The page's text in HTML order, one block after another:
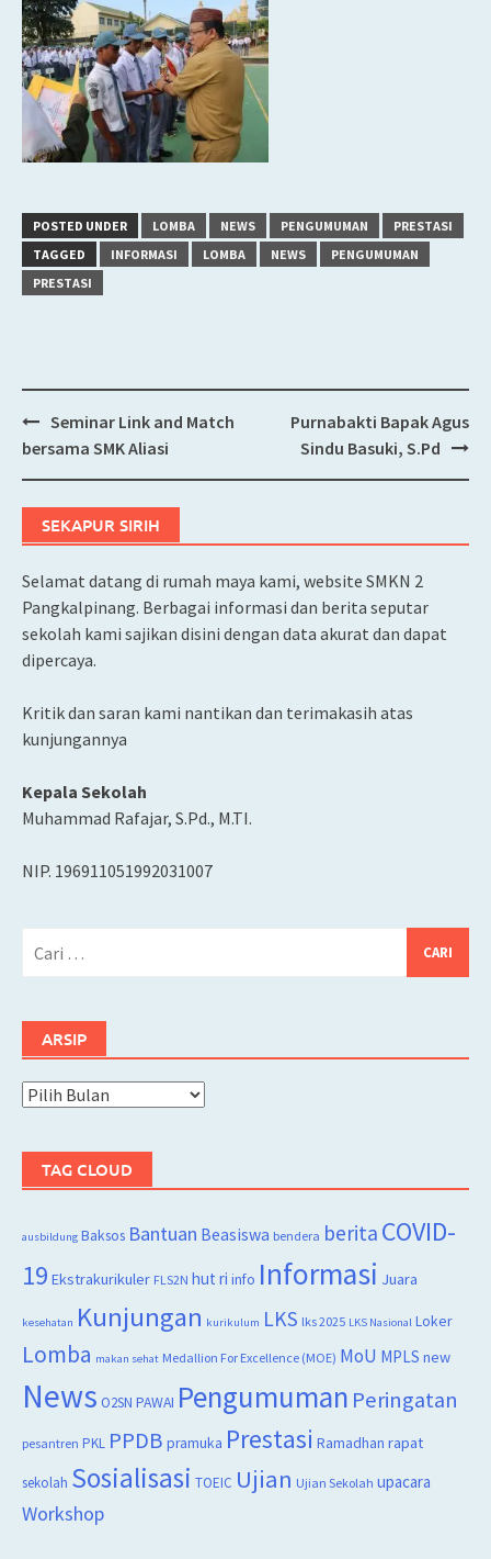
POSTED UNDER LOMBA NEWS PENGUMUMAN
PRESTASI
TAGGED
INFORMASI LOMBA NEWS
PENGUMUMAN
PRESTASI
Post
Seminar Link and Match
bersama SMK Aliasi
Purnabakti Bapak Agus
Sindu Basuki, S.Pd
SEKAPUR SIRIH
Selamat datang di rumah maya kami, website SMKN 2
Pangkalpinang. Berbagai informasi dan berita seputar
sekolah kami sajikan disini dengan data akurat dan dapat
dipercaya.
Kritik dan saran kami nantikan dan terimakasih atas
kunjungannya
Kepala Sekolah
Muhammad Rafajar, S.Pd., M.TI.
NIP. 196911051992031007
ARSIP
Arsip
TAG CLOUD
ausbildung Baksos Bantuan Beasiswa bendera berita COVID-
19 Ekstrakurikuler FLS2N hut ri info Informasi Juara
kesehatan Kunjungan kurikulum LKS lks 2025 LKS Nasional Loker
Lomba makan sehat Medallion For Excellence (MOE) MoU MPLS new
News O2SN PAWAI Pengumuman Peringatan
pesantren PKL PPDB pramuka Prestasi Ramadhan rapat
sekolah Sosialisasi TOEIC Ujian Ujian Sekolah upacara
Workshop